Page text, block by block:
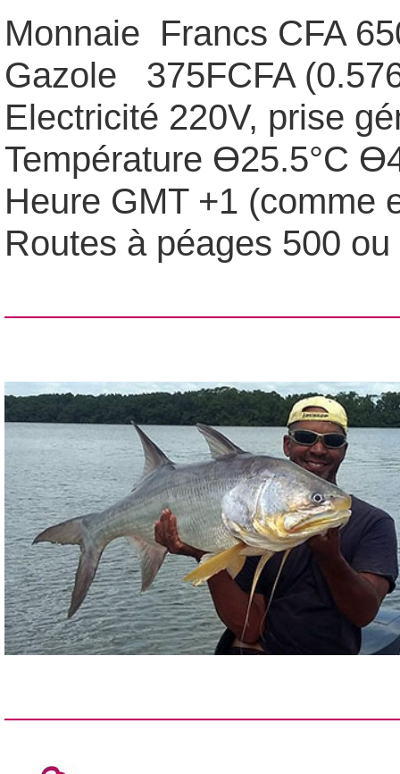
Monnaie Francs CFA
Gazole 375FCFA
Electricité 220V, prise
Température Ө25.5°C
Heure GMT +1 (comme
Routes à péages 500